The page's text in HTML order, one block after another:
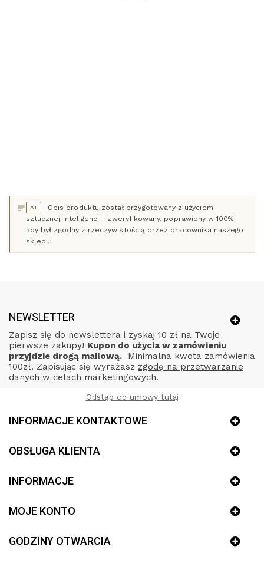
AI
Opis produktu został przygotowany z użyciem
sztucznej inteligencji i zweryfikowany, poprawiony w 100%
aby był zgodny z rzeczywistością przez pracownika naszego
sklepu.
NEWSLETTER
Zapisz się do newslettera i zyskaj 10 zł na Twoje
pierwsze zakupy! Kupon do użycia w zamówieniu
przyjdzie drogą mailową. Minimalna kwota zamówienia
100zł. Zapisując się wyrażasz zgodę na przetwarzanie
danych w celach marketingowych.
Odstąp od umowy tutaj
INFORMACJE KONTAKTOWE
OBSŁUGA KLIENTA
INFORMACJE
MOJE KONTO
GODZINY OTWARCIA